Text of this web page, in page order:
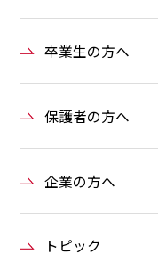
卒業生の方へ
保護者の方へ
企業の方へ
トピック